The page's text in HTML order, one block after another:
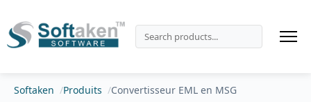
Softaken Produits Convertisseur EML en MSG